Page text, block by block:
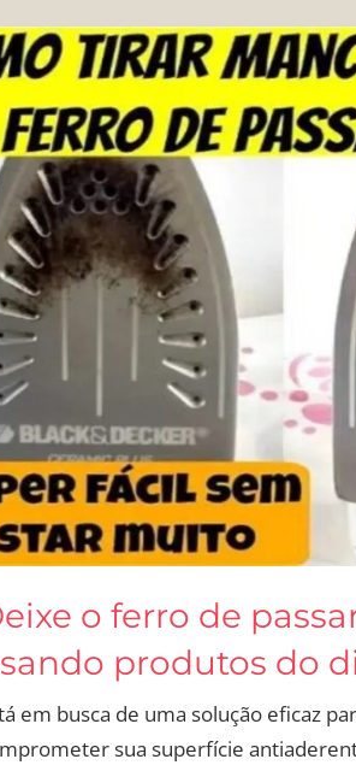
o ferro de
produtos do
em busca de uma solução eficaz
sua superfície